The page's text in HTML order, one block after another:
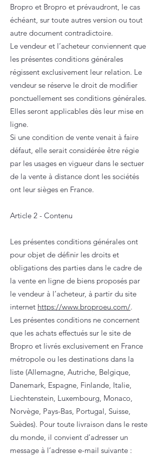
Bropro et Bropro et prévaudront, le cas
échéant, sur toute autres version ou tout
autre document contradictoire.
Le vendeur et l’acheteur conviennent que
les présentes conditions générales
régissent exclusivement leur relation. Le
vendeur se réserve le droit de modifier
ponctuellement ses conditions générales.
Elles seront applicables dès leur mise en
ligne.
Si une condition de vente venait à faire
défaut, elle serait considérée être régie
par les usages en vigueur dans le sectuer
de la vente à distance dont les sociétés
ont leur sièges en France.
Article 2 - Contenu
Les présentes conditions générales ont
pour objet de définir les droits et
obligations des parties dans le cadre de
la vente en ligne de biens proposés par
le vendeur à l’acheteur, à partir du site
internet https://www.broproeu.com/.
Les présentes conditions ne concernent
que les achats effectués sur le site de
Bropro et livrés exclusivement en France
métropole ou les destinations dans la
liste (Allemagne, Autriche, Belgique,
Danemark, Espagne, Finlande, Italie,
Liechtenstein, Luxembourg, Monaco,
Norvège, Pays-Bas, Portugal, Suisse,
Suèdes). Pour toute livraison dans le reste
du monde, il convient d’adresser un
message à l’adresse e-mail suivante :